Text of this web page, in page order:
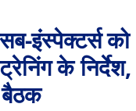
इंस्पेक्टर्स
ट्रेनिंग के
बैठक